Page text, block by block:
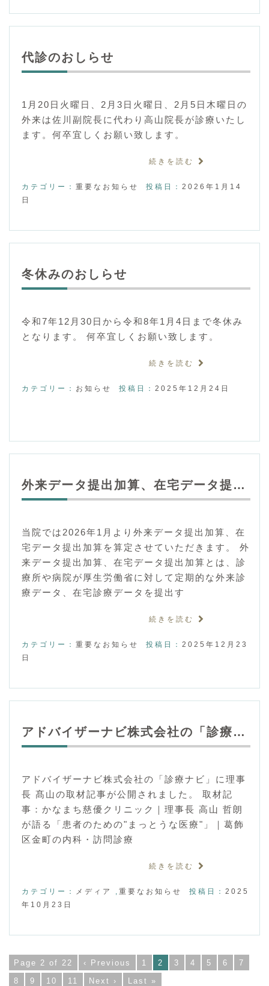
代診のおしらせ
1月20日火曜日、2月3日火曜日、2月5日木曜日の
外来は佐川副院長に代わり高山院長が診療いたし
ます。何卒宜しくお願い致します。
続きを読む
カテゴリー： 重要なお知らせ 投稿日： 2026年1月14
日
冬休みのおしらせ
令和7年12月30日から令和8年1月4日まで冬休み
となります。 何卒宜しくお願い致します。
続きを読む
カテゴリー： お知らせ 投稿日： 2025年12月24日
外来データ提出加算、在宅データ提…
当院では2026年1月より外来データ提出加算、在
宅データ提出加算を算定させていただきます。 外
来データ提出加算、在宅データ提出加算とは、診
療所や病院が厚生労働省に対して定期的な外来診
療データ、在宅診療データを提出す
続きを読む
カテゴリー： 重要なお知らせ 投稿日： 2025年12月23
日
アドバイザーナビ株式会社の「診療…
アドバイザーナビ株式会社の「診療ナビ」に理事
長 髙山の取材記事が公開されました。 取材記
事：かなまち慈優クリニック｜理事長 高山 哲朗
が語る「患者のための"まっとうな医療"」｜葛飾
区金町の内科・訪問診療
続きを読む
カテゴリー： メディア , 重要なお知らせ 投稿日： 2025
年10月23日
Page 2 of 22 ‹ Previous 1 2 3 4 5 6
7
8
9 10 11 Next › Last »